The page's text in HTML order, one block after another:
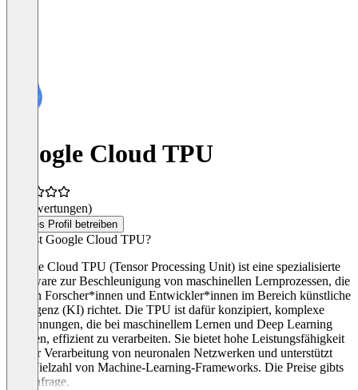
Google Cloud TPU
(0 Bewertungen)
Dieses Profil betreiben
Was ist Google Cloud TPU?
Google Cloud TPU (Tensor Processing Unit) ist eine spezialisierte
Hardware zur Beschleunigung von maschinellen Lernprozessen, die
sich an Forscher*innen und Entwickler*innen im Bereich künstliche
Intelligenz (KI) richtet. Die TPU ist dafür konzipiert, komplexe
Berechnungen, die bei maschinellem Lernen und Deep Learning
anfallen, effizient zu verarbeiten. Sie bietet hohe Leistungsfähigkeit
bei der Verarbeitung von neuronalen Netzwerken und unterstützt
eine Vielzahl von Machine-Learning-Frameworks. Die Preise gibts
auf Anfrage.